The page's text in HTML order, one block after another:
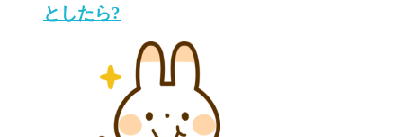
としたら?